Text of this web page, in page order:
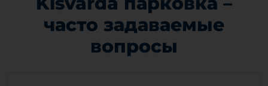
часто задаваемые
вопросы